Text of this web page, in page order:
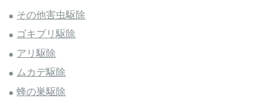
その他害虫駆除
ゴキブリ駆除
アリ駆除
ムカデ駆除
蜂の巣駆除